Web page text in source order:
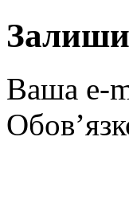
Ваша e-